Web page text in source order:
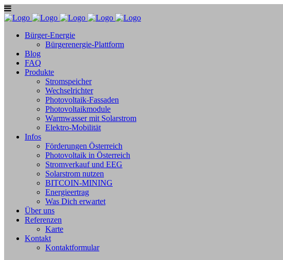
Bürger-Energie
Bürgerenergie-Plattform
Blog
FAQ
Produkte
Stromspeicher
Wechselrichter
Photovoltaik-Fassaden
Photovoltaikmodule
Warmwasser mit Solarstrom
Elektro-Mobilität
Infos
Förderungen Österreich
Photovoltaik in Österreich
Stromverkauf und EEG
Solarstrom nutzen
BITCOIN-MINING
Energieertrag
Was Dich erwartet
Über uns
Referenzen
Karte
Kontakt
Kontaktformular